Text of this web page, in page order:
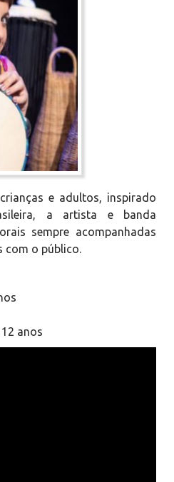
e adultos, inspirado
a artista e banda
sempre acompanhadas
com o público.
anos